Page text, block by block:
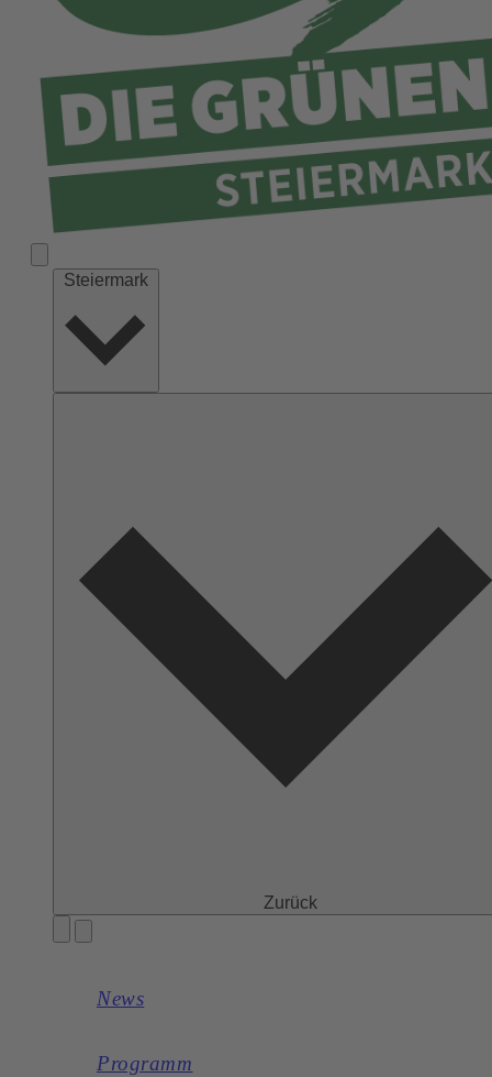
Murtal
Südoststeiermark
Voitsberg
Steiermark
Zurück
News
Programm